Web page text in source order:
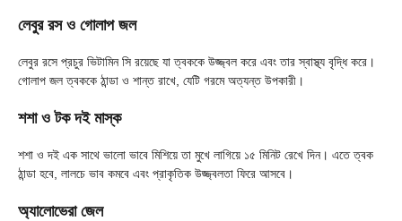
লেবুর রস ও গোলাপ জল
লেবুর রসে প্রচুর ভিটামিন সি রয়েছে যা ত্বককে উজ্জ্বল করে এবং তার স্বাস্থ্য বৃদ্ধি করে।
গোলাপ জল ত্বককে ঠান্ডা ও শান্ত রাখে, যেটি গরমে অত্যন্ত উপকারী।
শশা ও টক দই মাস্ক
শশা ও দই এক সাথে ভালো ভাবে মিশিয়ে তা মুখে লাগিয়ে ১৫ মিনিট রেখে দিন। এতে ত্বক
ঠান্ডা হবে, লালচে ভাব কমবে এবং প্রাকৃতিক উজ্জ্বলতা ফিরে আসবে।
অ্যালোভেরা জেল